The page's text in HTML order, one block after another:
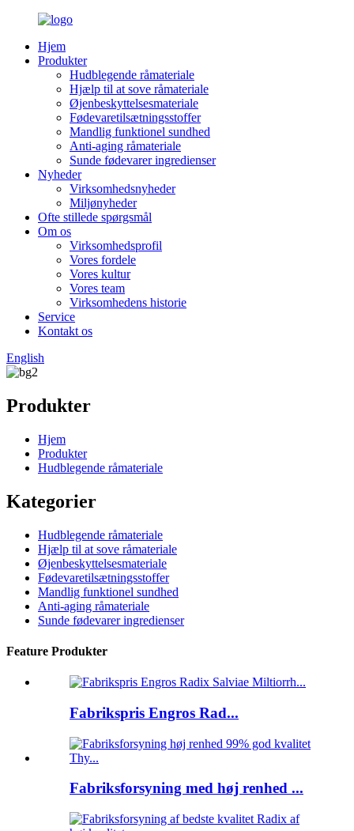
Hjem
Produkter
Hudblegende råmateriale
Hjælp til at sove råmateriale
Øjenbeskyttelsesmateriale
Fødevaretilsætningsstoffer
Mandlig funktionel sundhed
Anti-aging råmateriale
Sunde fødevarer ingredienser
Nyheder
Virksomhedsnyheder
Miljønyheder
Ofte stillede spørgsmål
Om os
Virksomhedsprofil
Vores fordele
Vores kultur
Vores team
Virksomhedens historie
Service
Kontakt os
English
Produkter
Hjem
Produkter
Hudblegende råmateriale
Kategorier
Hudblegende råmateriale
Hjælp til at sove råmateriale
Øjenbeskyttelsesmateriale
Fødevaretilsætningsstoffer
Mandlig funktionel sundhed
Anti-aging råmateriale
Sunde fødevarer ingredienser
Feature Produkter
Fabrikspris Engros Rad...
Fabriksforsyning med høj renhed ...